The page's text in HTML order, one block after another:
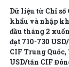
Dữ liệu từ Chỉ số
khẩu và nhập
đầu tháng 2
đạt 710-730
CIF Trung
USD/tấn CIF